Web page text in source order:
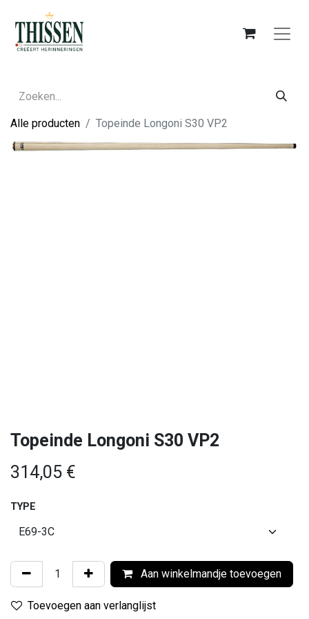
Alle producten Topeinde Longoni S30 VP2
Topeinde Longoni S30 VP2
314,05 €
TYPE
Aan winkelmandje toevoegen
Toevoegen aan verlanglijst